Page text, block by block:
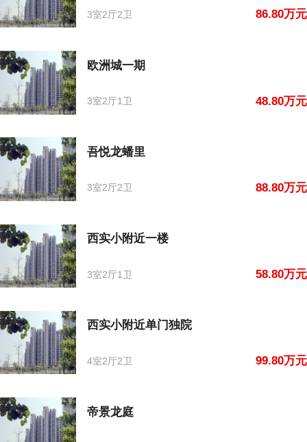
3室2厅2卫 86.80万元
欧洲城一期
3室2厅1卫 48.80万元
吾悦龙蟠里
3室2厅2卫 88.80万元
西实小附近一楼
3室2厅1卫 58.80万元
西实小附近单门独院
4室2厅2卫 99.80万元
帝景龙庭